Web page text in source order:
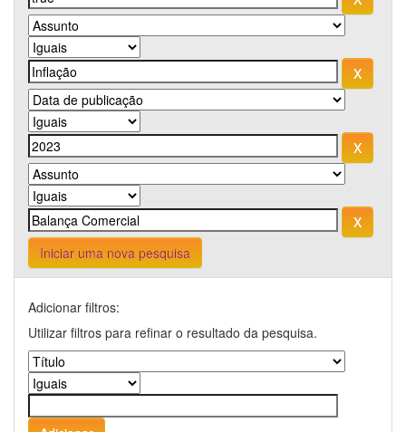
Iniciar uma nova pesquisa
Adicionar filtros:
Utilizar filtros para refinar o resultado da pesquisa.